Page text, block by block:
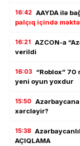
16:42 AAYDA ilə
palçıq içində
16:21 AZCON-a
verildi
16:03 “Roblox”
yeni oyun yoxdur
15:50
xərcləyir?
15:38
AÇIQLAMA